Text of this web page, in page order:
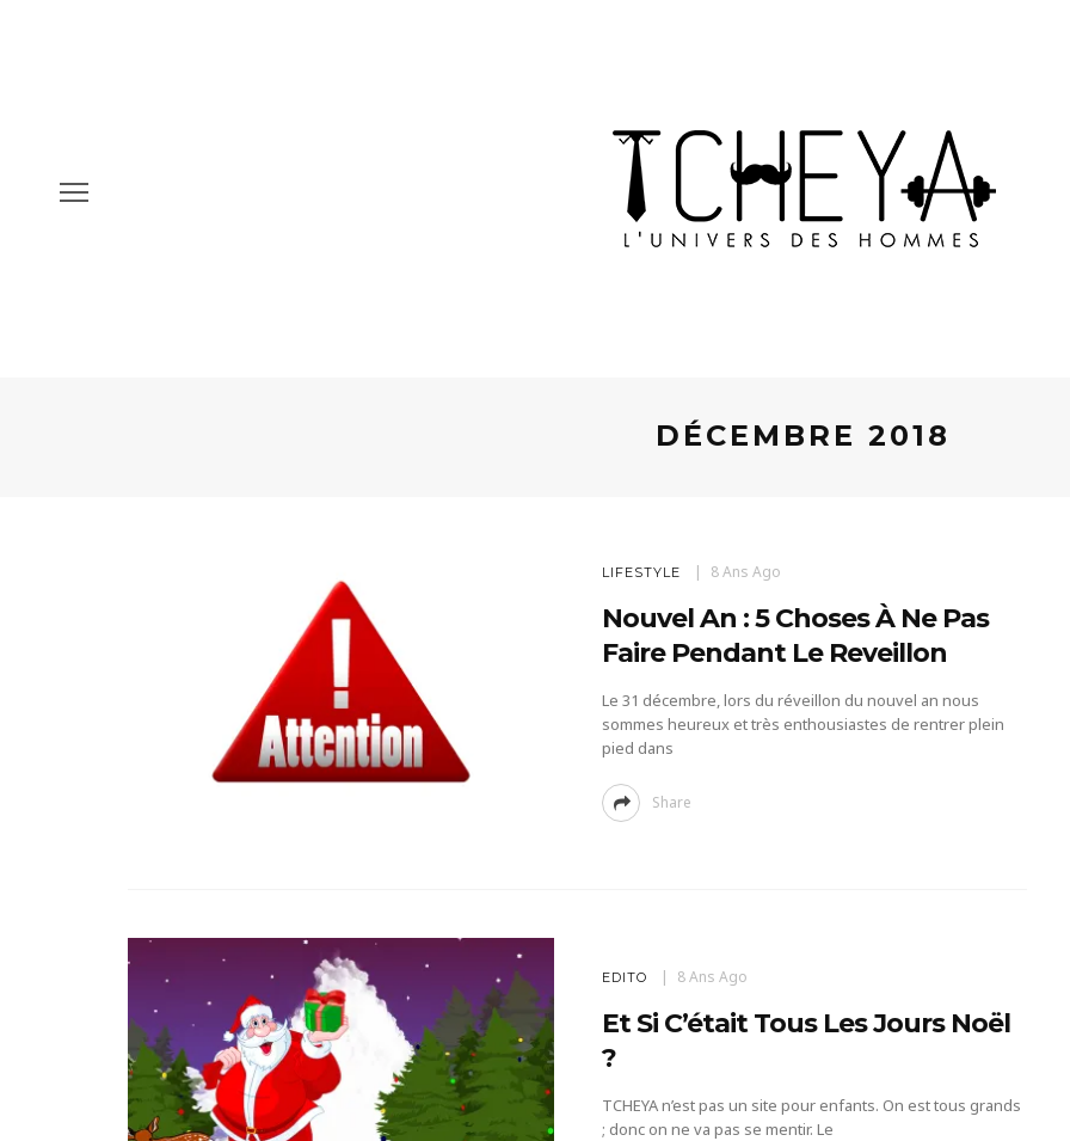
DÉCEMBRE 2018
LIFESTYLE 8 Ans Ago
Nouvel An : 5 Choses À Ne Pas
Faire Pendant Le Reveillon
Le 31 décembre, lors du réveillon du nouvel an nous
sommes heureux et très enthousiastes de rentrer plein
pied dans
Share
EDITO 8 Ans Ago
Et Si C’était Tous Les Jours Noël
?
TCHEYA n’est pas un site pour enfants. On est tous grands
; donc on ne va pas se mentir. Le